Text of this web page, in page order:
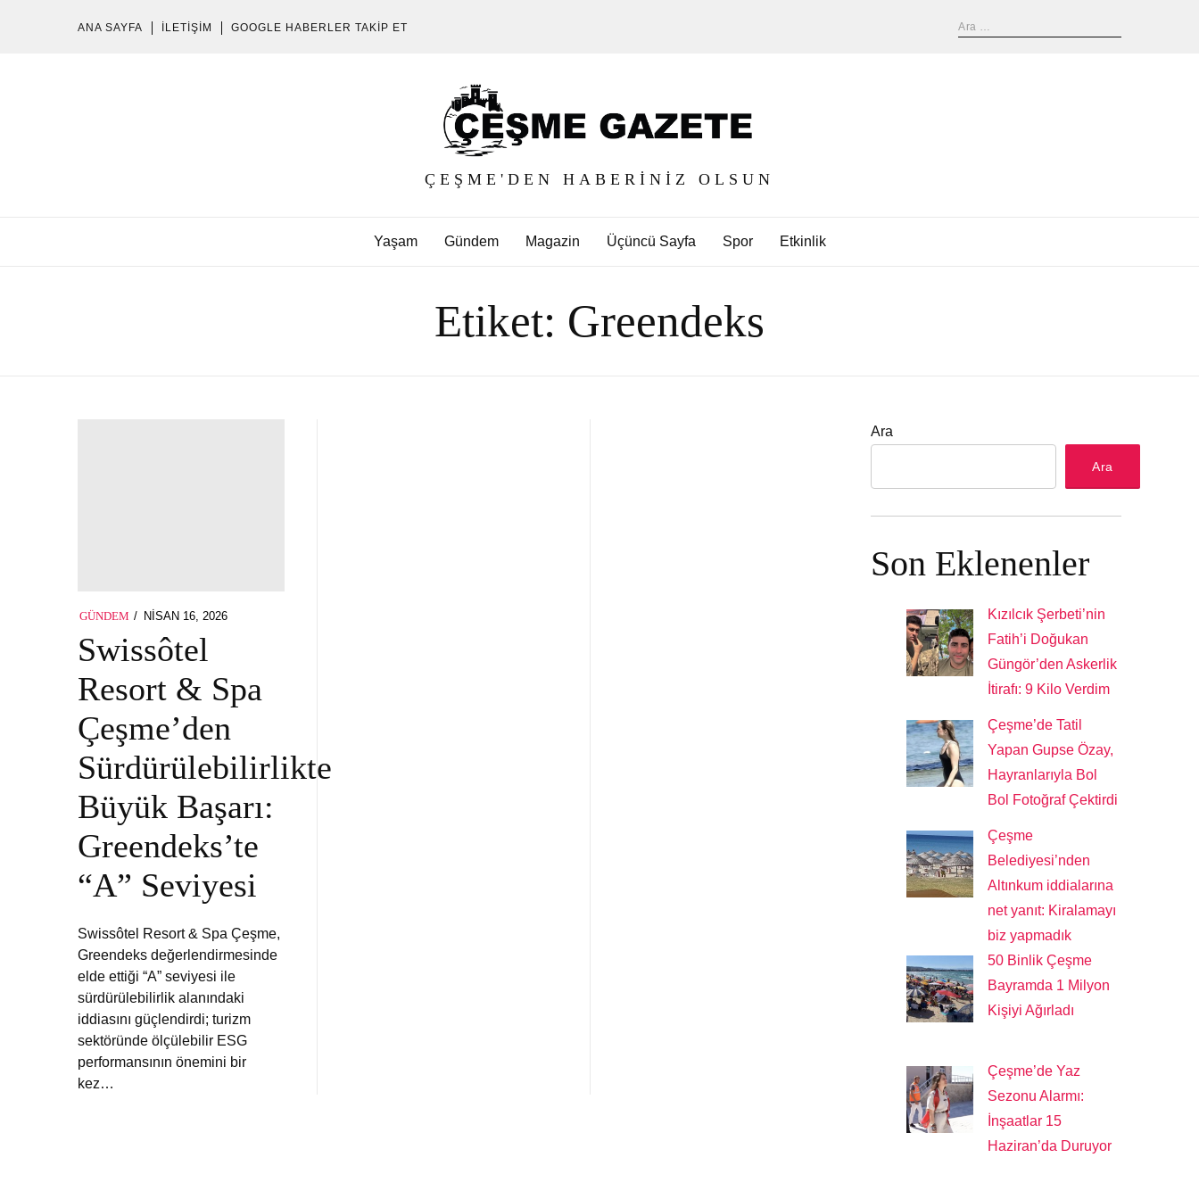
ANA SAYFA İLETIŞIM GOOGLE HABERLER TAKIP ET
ÇEŞME'DEN HABERINIZ OLSUN
Yaşam Gündem Magazin Üçüncü Sayfa Spor Etkinlik
Etiket: Greendeks
GÜNDEM
POSTED
NISAN 16, 2026
Swissôtel
Resort & Spa
Çeşme’den
Sürdürülebilirlikte
Büyük Başarı:
Greendeks’te
“A” Seviyesi
Swissôtel Resort & Spa Çeşme,
Greendeks değerlendirmesinde
elde ettiği “A” seviyesi ile
sürdürülebilirlik alanındaki
iddiasını güçlendirdi; turizm
sektöründe ölçülebilir ESG
performansının önemini bir
kez…
Ara
Ara
Son Eklenenler
Kızılcık Şerbeti’nin
Fatih’i Doğukan
Güngör’den Askerlik
İtirafı: 9 Kilo Verdim
Çeşme’de Tatil
Yapan Gupse Özay,
Hayranlarıyla Bol
Bol Fotoğraf Çektirdi
Çeşme
Belediyesi’nden
Altınkum iddialarına
net yanıt: Kiralamayı
biz yapmadık
50 Binlik Çeşme
Bayramda 1 Milyon
Kişiyi Ağırladı
Çeşme’de Yaz
Sezonu Alarmı:
İnşaatlar 15
Haziran’da Duruyor